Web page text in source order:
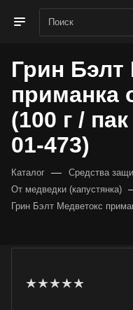
Грин Бэлт
приманка
(100 г /
01-473)
Каталог — Средства
От медведки (капустянка)
Грин Бэлт Медветокс